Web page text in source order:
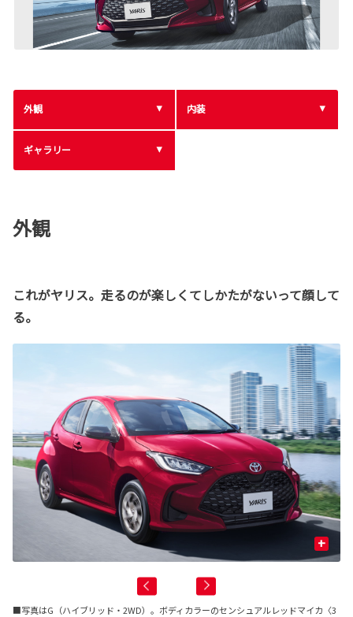
外観 内装
ギャラリー
外観
これがヤリス。走るのが楽しくてしかたがないって顔して
る。
+
■写真はG（ハイブリッド・2WD）。ボディカラーのセンシュアルレッドマイカ〈3